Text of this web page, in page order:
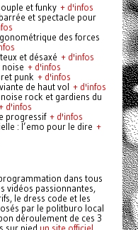
et funky + d'infos
et spectacle pour
des forces
et désaxé + d'infos
+ d'infos
punk + d'infos
de haut vol + d'infos
rock et gardiens du
d'infos
progressif + d'infos
: l’emo pour le dire +
dans tous
vidéos passionnantes,
le dress code et les
par le politburo local
déroulement de ces 3
sur pied un site officiel